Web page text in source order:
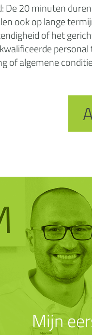
20 minuten
ook op lange
of het
of algemene
Mijn